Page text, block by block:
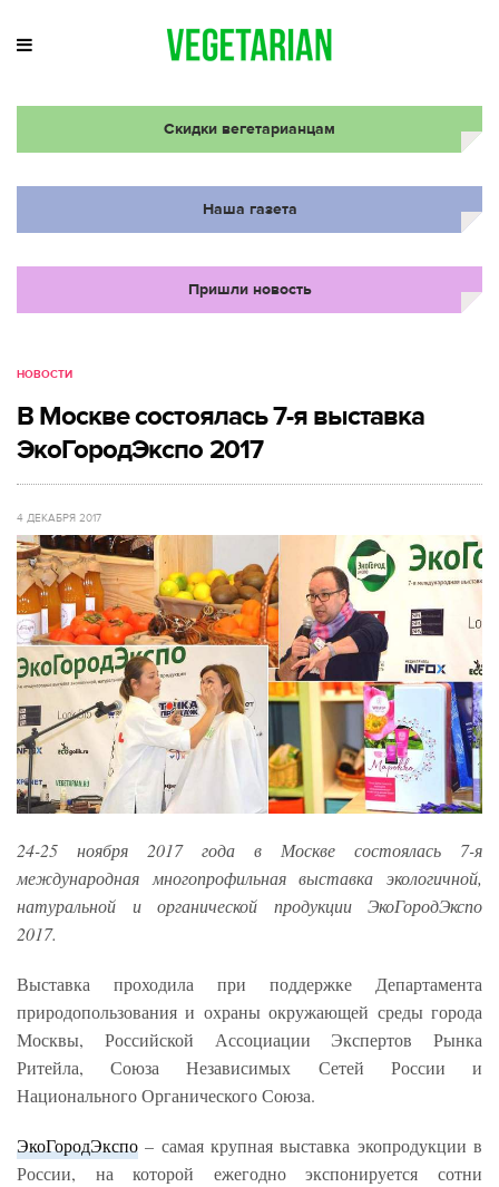
Скидки вегетарианцам
Наша газета
Пришли новость
НОВОСТИ
В Москве состоялась 7-я выставка
ЭкоГородЭкспо 2017
4 ДЕКАБРЯ 2017
24-25 ноября 2017 года в Москве состоялась 7-я
международная многопрофильная выставка экологичной,
натуральной и органической продукции ЭкоГородЭкспо
2017.
Выставка проходила при поддержке Департамента
природопользования и охраны окружающей среды города
Москвы, Российской Ассоциации Экспертов Рынка
Ритейла, Союза Независимых Сетей России и
Национального Органического Союза.
ЭкоГородЭкспо – самая крупная выставка экопродукции в
России, на которой ежегодно экспонируется сотни